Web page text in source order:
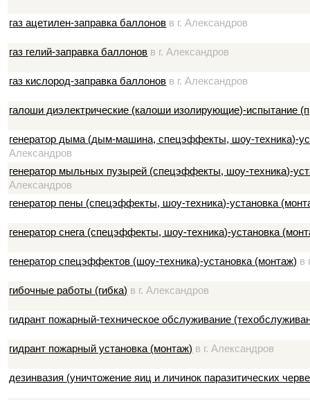
газ ацетилен-заправка баллонов в г. Александров
газ гелий-заправка баллонов в г. Александров
газ кислород-заправка баллонов в г. Александров
галоши диэлектрические (калоши изолирующие)-испытание
генератор дыма (дым-машина, спецэффекты, шоу-техника)-
Александров
генератор мыльных пузырей (спецэффекты, шоу-техника)-
Александров
генератор пены (спецэффекты, шоу-техника)-установка
генератор снега (спецэффекты, шоу-техника)-установка
генератор спецэффектов (шоу-техника)-установка (монтаж) в
гибочные работы (гибка) в г. Александров
гидрант пожарный-техническое обслуживание
гидрант пожарный установка (монтаж) в г. Александров
дезинвазия (уничтожение яиц и личинок паразитических